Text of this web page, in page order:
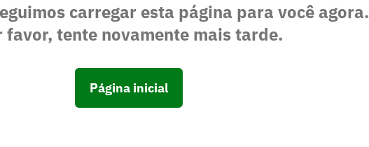
carregar esta página para você agora.
favor, tente novamente mais tarde.
Página inicial